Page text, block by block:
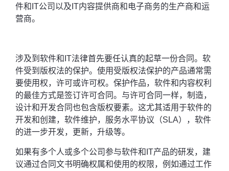
件和IT公司以及IT内容提供商和电子商务的生产商和运
营商。
涉及到软件和IT法律首先要任认真的起草一份合同。软
件受到版权法的保护。使用受版权法保护的产品通常需
要使用权，许可或许可权。保护作品，软件和内容权利
的最佳方式是签订许可合同。与许可合同一样，制造，
设计和开发合同也包含版权要素。这尤其适用于软件的
开发和创建，软件维护，服务水平协议（SLA），软件
的进一步开发，更新，升级等。
如果有多个人或多个公司参与软件和IT产品的研发，建
议通过合同文书明确权属和使用的权限，例如通过工作